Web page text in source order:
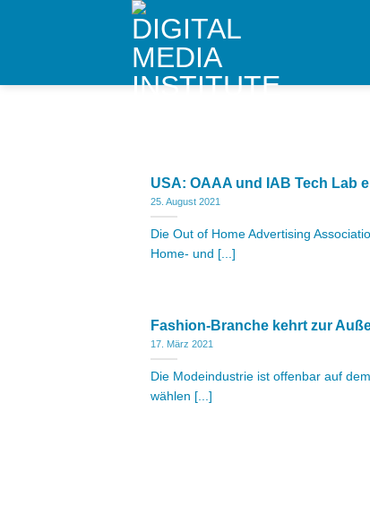
USA: OAAA und IAB Tech Lab
25. August 2021
Die Out of Home Advertising
Home- und [...]
Fashion-Branche kehrt zur
17. März 2021
Die Modeindustrie ist offenbar auf
wählen [...]